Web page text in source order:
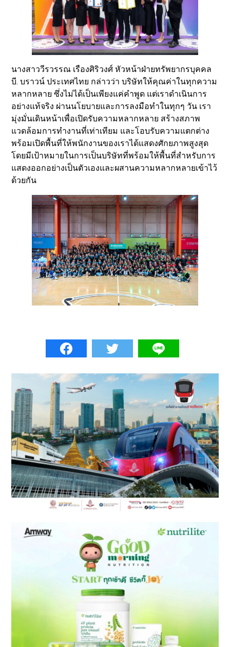
นางสาววีรวรรณ เรืองศิริวงศ์ หัวหน้าฝ่ายทรัพยากรบุคคล
บี. บราวน์ ประเทศไทย กล่าวว่า บริษัทให้คุณค่าในทุกความ
หลากหลาย ซึ่งไม่ได้เป็นเพียงแค่คำพูด แต่เราดำเนินการ
อย่างแท้จริง ผ่านนโยบายและการลงมือทำในทุกๆ วัน เรา
มุ่งมั่นเดินหน้าเพื่อเปิดรับความหลากหลาย สร้างสภาพ
แวดล้อมการทำงานที่เท่าเทียม และโอบรับความแตกต่าง
พร้อมเปิดพื้นที่ให้พนักงานของเราได้แสดงศักยภาพสูงสุด
โดยมีเป้าหมายในการเป็นบริษัทที่พร้อมให้พื้นที่สำหรับการ
แสดงออกอย่างเป็นตัวเองและผสานความหลากหลายเข้าไว้
ด้วยกัน